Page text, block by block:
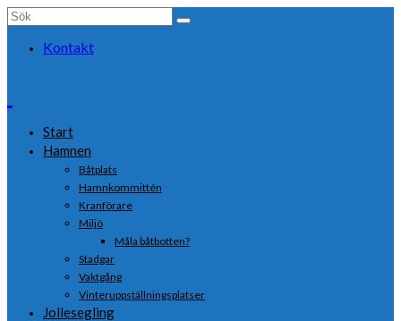
Search
Kontakt
Start
Hamnen
Båtplats
Hamnkommittén
Kranförare
Miljö
Måla båtbotten?
Stadgar
Vaktgång
Vinteruppställningsplatser
Jollesegling